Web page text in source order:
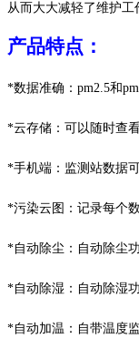
从而大大减轻了维护工
产品特点 ：
*数据准确： pm2.5和
*云存储：可以随时查
*手机端：监测站数据
*污染云图：记录每个
*自动除尘：自动除尘
*自动除湿：自动除湿
*自动加温：自带温度